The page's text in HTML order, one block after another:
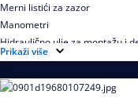
Merni listići za zazor
Manometri
Hidraulično ulje za montažu i
Prikaži više